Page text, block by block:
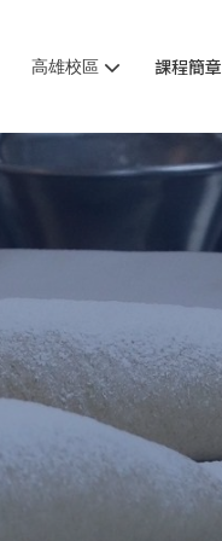
高雄校區 課程簡章